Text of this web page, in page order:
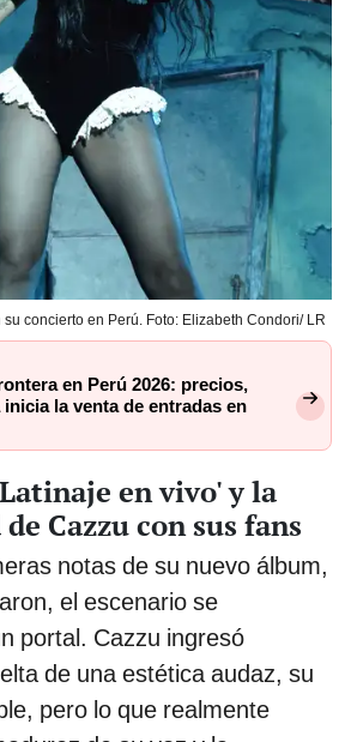
concierto en Perú. Foto: Elizabeth Condori/ LR
en Perú 2026: precios,
la venta de entradas en
en vivo' y la
Cazzu con sus fans
notas de su nuevo álbum,
el escenario se
portal. Cazzu ingresó
de una estética audaz, su
pero lo que realmente